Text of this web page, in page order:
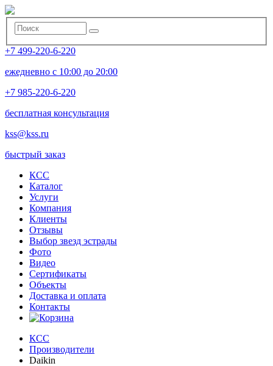
+7 499-220-6-220
ежедневно с 10:00 до 20:00
+7 985-220-6-220
бесплатная консультация
kss@kss.ru
быстрый заказ
КСС
Каталог
Услуги
Компания
Клиенты
Oтзывы
Выбор звезд эстрады
Фото
Видео
Сертификаты
Объекты
Доставка и оплата
Контакты
КСС
Производители
Daikin